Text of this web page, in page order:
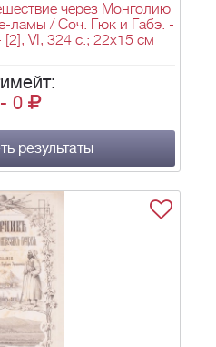
через Монголию
ламы / Соч. Гюк и Габэ. -
VI, 324 с.; 22х15 см
- 0
результаты